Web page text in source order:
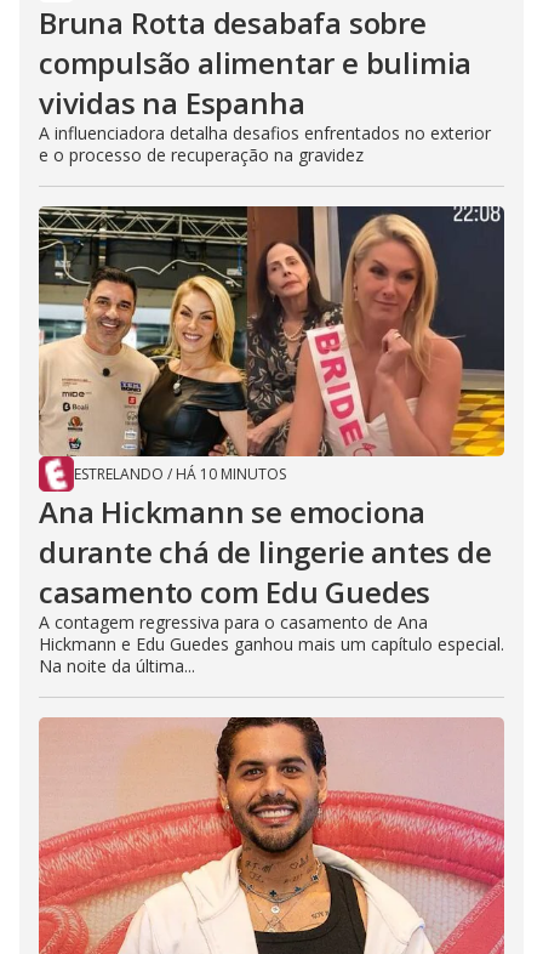
Bruna Rotta desabafa sobre
compulsão alimentar e bulimia
vividas na Espanha
A influenciadora detalha desafios enfrentados no exterior
e o processo de recuperação na gravidez
ESTRELANDO / HÁ 10 MINUTOS
Ana Hickmann se emociona
durante chá de lingerie antes de
casamento com Edu Guedes
A contagem regressiva para o casamento de Ana
Hickmann e Edu Guedes ganhou mais um capítulo especial.
Na noite da última...